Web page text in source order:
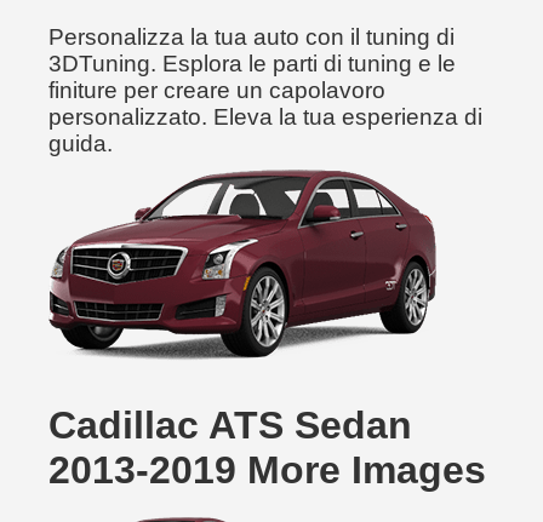
Personalizza la tua auto con il tuning di
3DTuning. Esplora le parti di tuning e le
finiture per creare un capolavoro
personalizzato. Eleva la tua esperienza di
guida.
Cadillac ATS Sedan
2013-2019 More Images